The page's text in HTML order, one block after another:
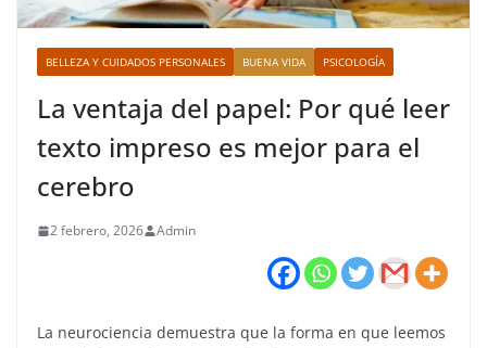
BELLEZA Y CUIDADOS PERSONALES BUENA VIDA PSICOLOGÍA
La ventaja del papel: Por qué leer
texto impreso es mejor para el
cerebro
2 febrero, 2026 Admin
La neurociencia demuestra que la forma en que leemos